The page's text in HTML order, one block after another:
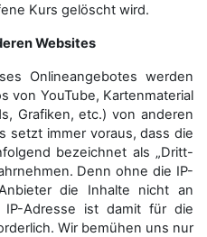
Kurs gelöscht wird.
Websites
Onlineangebotes werden
von YouTube, Kartenmaterial
Grafiken, etc.) von anderen
setzt immer voraus, dass die
bezeichnet als „Dritt-
Denn ohne die IP-
die Inhalte nicht an
Adresse ist damit für die
Wir bemühen uns nur